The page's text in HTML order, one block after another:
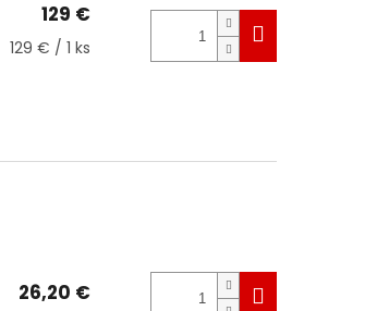
129 €
Jednotková
129 € / 1 ks
26,20 €